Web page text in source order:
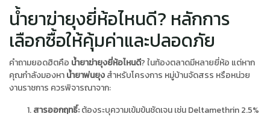
น้ำยาฆ่ายุงยี่ห้อไหนดี? หลักการ
เลือกซื้อให้คุ้มค่าและปลอดภัย
คำถามยอดฮิตคือ น้ำยาฆ่ายุงยี่ห้อไหนดี? ในท้องตลาดมีหลายยี่ห้อ แต่หาก
คุณกำลังมองหาน้ำยาพ่นยุงสำหรับโครงการ หมู่บ้านจัดสรร หรือหน่วย
งานราชการ ควรพิจารณาจาก:
สารออกฤทธิ์:ต้องระบุความเข้มข้นชัดเจน เช่น Deltamethrin 2.5%